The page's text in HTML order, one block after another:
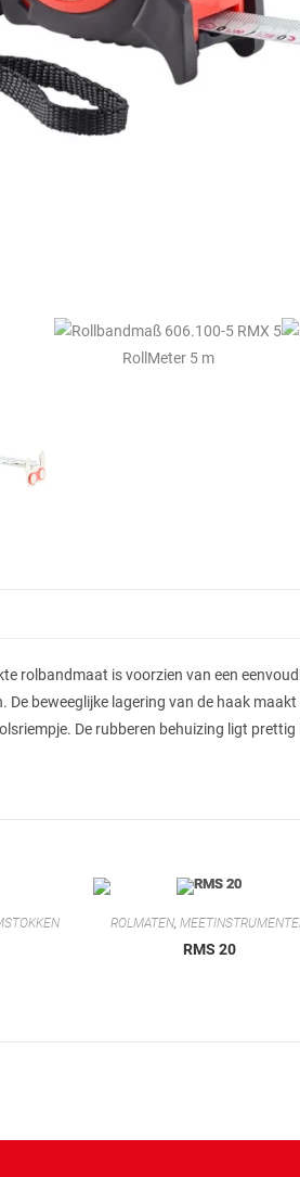
rolbandmaat is voorzien van een
De beweeglijke lagering van de haak
De rubberen behuizing ligt
ROLMATEN,
RMS 20